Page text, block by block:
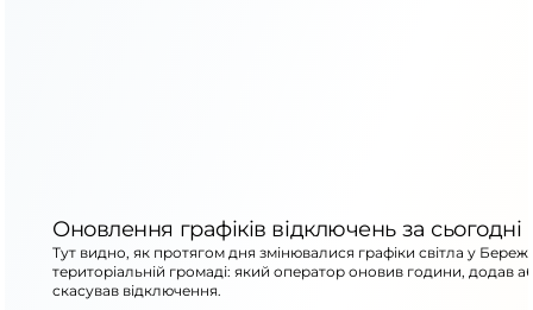
Оновлення графіків відключень за сьогодні
Тут видно, як протягом дня змінювалися графіки світла у
територіальній громаді: який оператор оновив години, додав
скасував відключення.